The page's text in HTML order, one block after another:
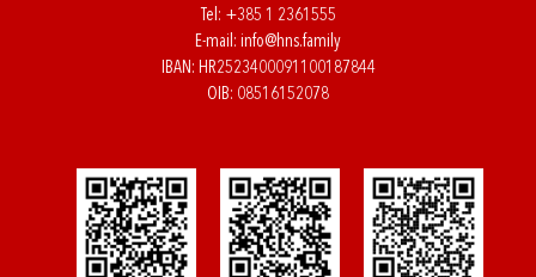
Tel: +385 1 2361555
E-mail: info@hns.family
IBAN: HR2523400091100187844
OIB: 08516152078